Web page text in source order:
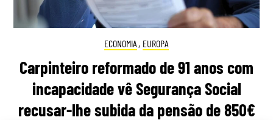
ECONOMIA , EUROPA
Carpinteiro reformado de 91 anos com
incapacidade vê Segurança Social
recusar-lhe subida da pensão de 850€